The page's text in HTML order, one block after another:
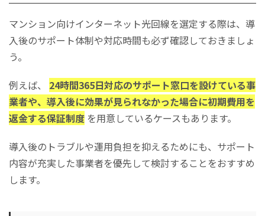
マンション向けインターネット光回線を選定する際は、導
入後のサポート体制や対応時間も必ず確認しておきましょ
う。
例えば、 24時間365日対応のサポート窓口を設けている事
業者や、導入後に効果が見られなかった場合に初期費用を
返金する保証制度 を用意しているケースもあります。
導入後のトラブルや運用負担を抑えるためにも、サポート
内容が充実した事業者を優先して検討することをおすすめ
します。